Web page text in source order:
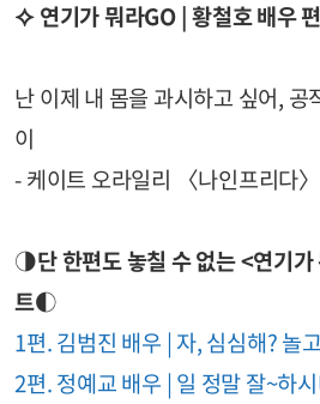
⯎ 연기가 뭐라GO | 황철호 배우
난 이제 내 몸을 과시하고 싶어, 공
이
- 케이트 오라일리 〈나인프리다〉
◑단 한편도 놓칠 수 없는 <연기
트◐
1편. 김범진 배우 | 자, 심심해? 놀
2편. 정예교 배우 | 일 정말 잘~하